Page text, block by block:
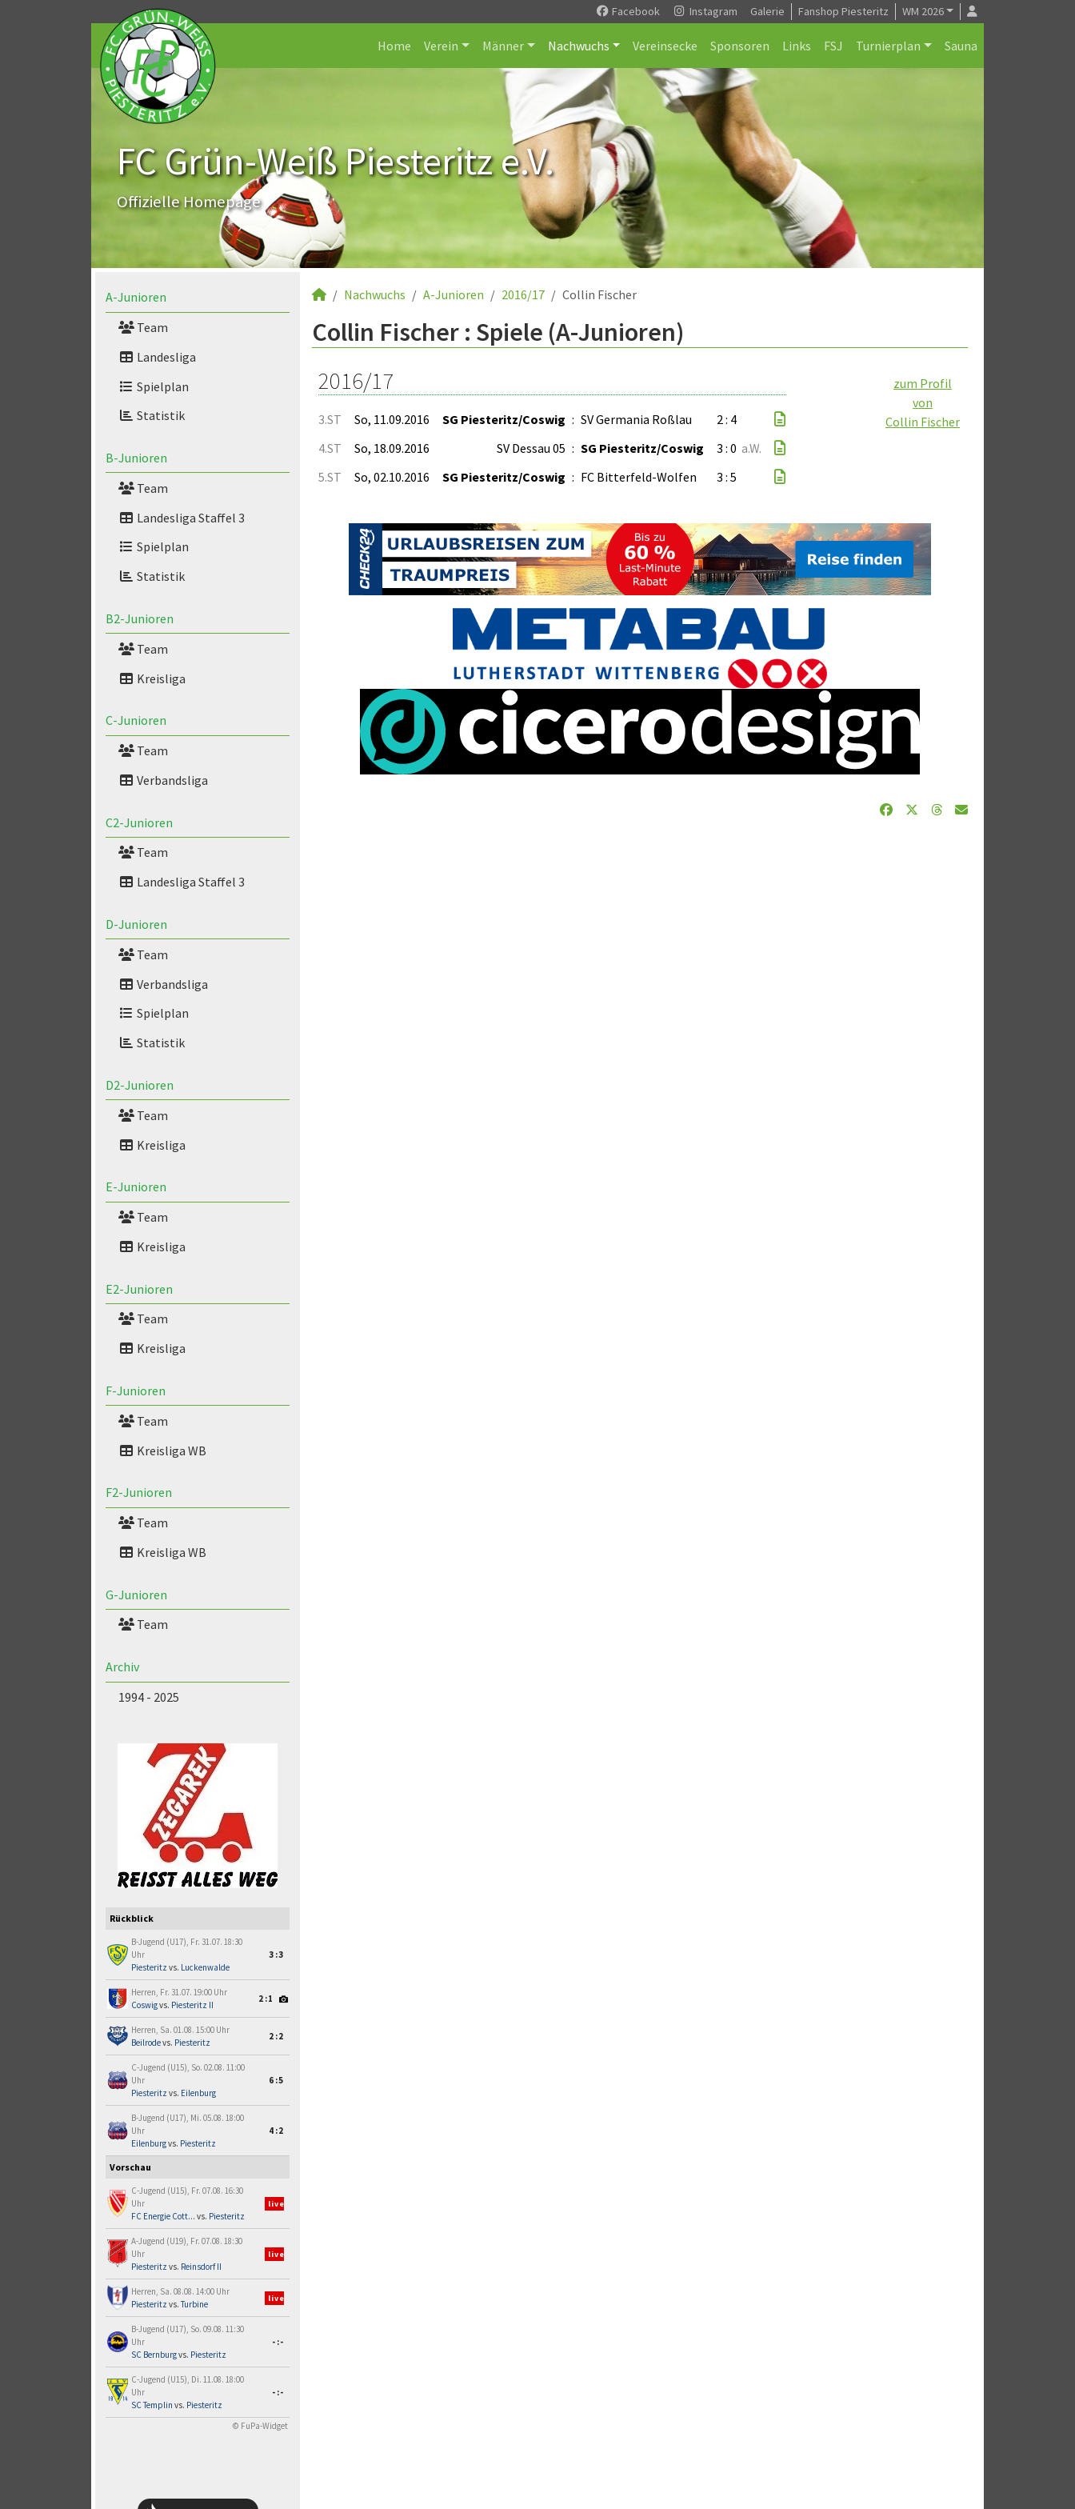
Facebook Instagram Galerie Fanshop Piesteritz WM 2026
Home Verein Männer Nachwuchs Vereinsecke Sponsoren Links FSJ Turnierplan Sauna
FC Grün-Weiß Piesteritz e.V.
Offizielle Homepage
A-Junioren
Team
Landesliga
Spielplan
Statistik
B-Junioren
Team
Landesliga Staffel 3
Spielplan
Statistik
B2-Junioren
Team
Kreisliga
C-Junioren
Team
Verbandsliga
C2-Junioren
Team
Landesliga Staffel 3
D-Junioren
Team
Verbandsliga
Spielplan
Statistik
D2-Junioren
Team
Kreisliga
E-Junioren
Team
Kreisliga
E2-Junioren
Team
Kreisliga
F-Junioren
Team
Kreisliga WB
F2-Junioren
Team
Kreisliga WB
G-Junioren
Team
Archiv
1994 - 2025
Rückblick
B-Jugend (U17), Fr. 31.07. 18:30
Uhr
Piesteritz vs. Luckenwalde
3:3
Herren, Fr. 31.07. 19:00 Uhr
Coswigvs. Piesteritz II
2:1
Herren, Sa. 01.08. 15:00 Uhr
Beilrodevs. Piesteritz
2:2
C-Jugend (U15), So. 02.08. 11:00
Uhr
Piesteritz vs. Eilenburg
6:5
B-Jugend (U17), Mi. 05.08. 18:00
Uhr
Eilenburgvs. Piesteritz
4:2
Vorschau
C-Jugend (U15), Fr. 07.08. 16:30
Uhr
FC Energie Cott... vs. Piesteritz
live
A-Jugend (U19), Fr. 07.08. 18:30
Uhr
Piesteritz vs. Reinsdorf II
live
Herren, Sa. 08.08. 14:00 Uhr
Piesteritz vs.Turbine
live
B-Jugend (U17), So. 09.08. 11:30
Uhr
SC Bernburgvs. Piesteritz
-:-
C-Jugend (U15), Di. 11.08. 18:00
Uhr
SC Templin vs. Piesteritz
-:-
© FuPa-Widget
Nachwuchs A-Junioren 2016/17 Collin Fischer
Collin Fischer : Spiele (A-Junioren)
zum Profil
von
Collin Fischer
2016/17
3.ST So, 11.09.2016 SG Piesteritz/Coswig : SV Germania Roßlau
2 : 4
4.ST
So, 18.09.2016 SV Dessau 05 : SG Piesteritz/Coswig 3 : 0 a.W.
5.ST
So, 02.10.2016 SG Piesteritz/Coswig : FC Bitterfeld-Wolfen 3 : 5